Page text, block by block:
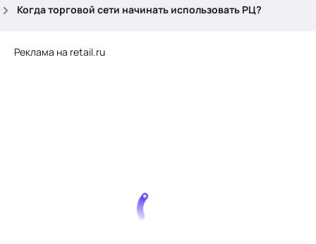
Когда торговой сети начинать использовать РЦ?
Реклама на retail.ru